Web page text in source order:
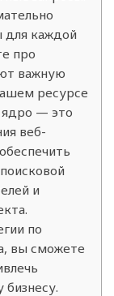
для каждой
про
важную
ресурсе
ядро — это
веб-
и
по
вы сможете